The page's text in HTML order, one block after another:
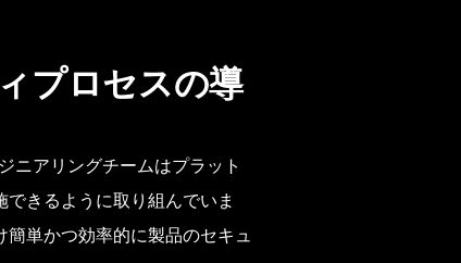
プロセスの導
ニアリングチームはプラット
きるように取り組んでいま
単かつ効率的に製品のセキュ